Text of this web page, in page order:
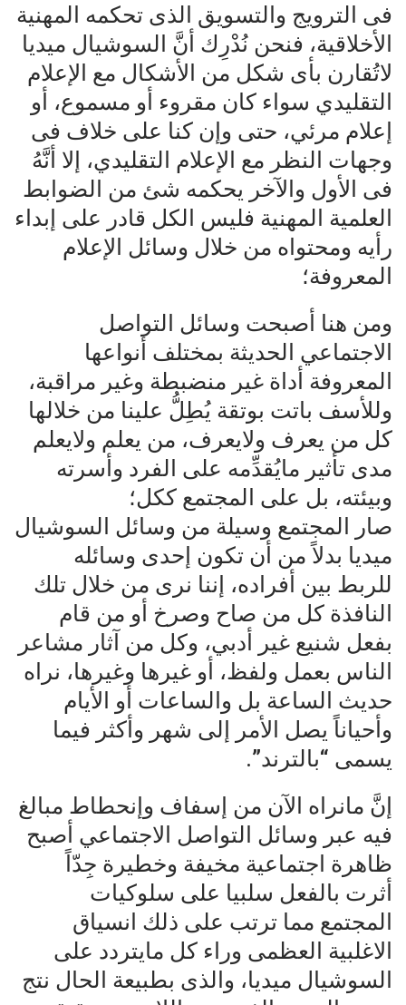
فى الترويج والتسويق الذى تحكمه المهنية
الأخلاقية، فنحن نُدْرِك أنَّ السوشيال ميديا
لاتُقارن بأى شكل من الأشكال مع الإعلام
التقليدي سواء كان مقروء أو مسموع، أو
إعلام مرئي، حتى وإن كنا على خلاف فى
وجهات النظر مع الإعلام التقليدي، إلا أنَّهُ
فى الأول والآخر يحكمه شئ من الضوابط
العلمية المهنية فليس الكل قادر على إبداء
رأيه ومحتواه من خلال وسائل الإعلام
المعروفة؛
ومن هنا أصبحت وسائل التواصل
الاجتماعي الحديثة بمختلف أنواعها
المعروفة أداة غير منضبطة وغير مراقبة،
وللأسف باتت بوتقة يُطِلُّ علينا من خلالها
كل من يعرف ولايعرف، من يعلم ولايعلم
مدى تأثير مايُقدِّمه على الفرد وأسرته
وبيئته، بل على المجتمع ككل؛
صار المجتمع وسيلة من وسائل السوشيال
ميديا بدلاً من أن تكون إحدى وسائله
للربط بين أفراده، إننا نرى من خلال تلك
النافذة كل من صاح وصرخ أو من قام
بفعل شنيع غير أدبي، وكل من آثار مشاعر
الناس بعمل ولفظ، أو غيرها وغيرها، نراه
حديث الساعة بل والساعات أو الأيام
وأحياناً يصل الأمر إلى شهر وأكثر فيما
يسمى “بالترند”.
إنَّ مانراه الآن من إسفاف وإنحطاط مبالغ
فيه عبر وسائل التواصل الاجتماعي أصبح
ظاهرة اجتماعية مخيفة وخطيرة جِدّاً
أثرت بالفعل سلبيا على سلوكيات
المجتمع مما ترتب على ذلك انسياق
الاغلبية العظمى وراء كل مايتردد على
السوشيال ميديا، والذى بطبيعة الحال نتج